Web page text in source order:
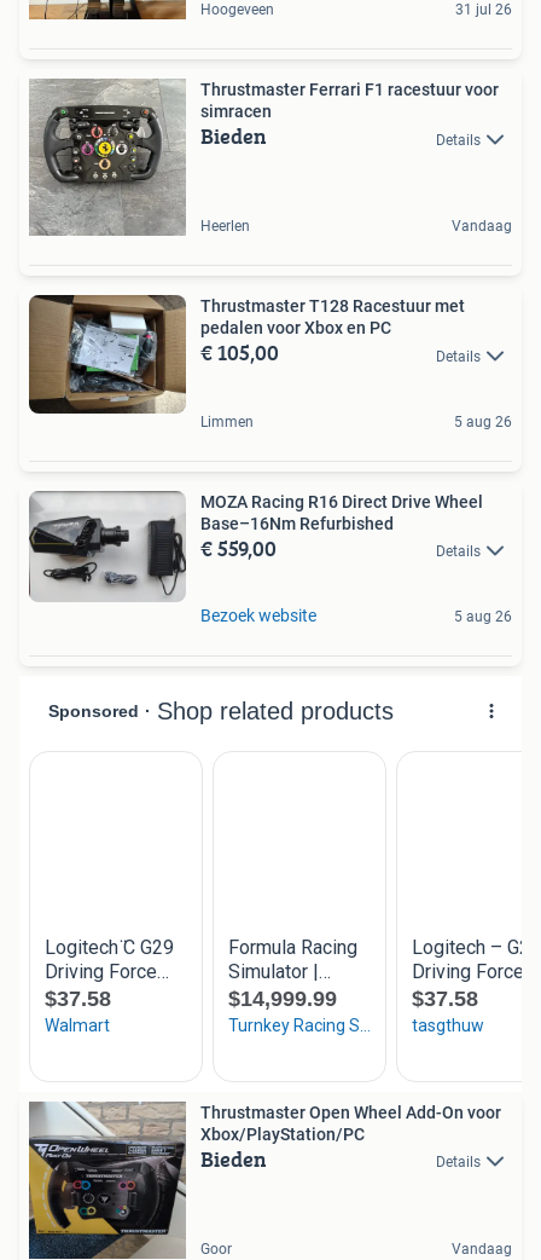
Hoogeveen 31 jul 26
Thrustmaster Ferrari F1 racestuur voor
simracen
Bieden Details
Heerlen Vandaag
Thrustmaster T128 Racestuur met
pedalen voor Xbox en PC
€ 105,00 Details
Limmen 5 aug 26
MOZA Racing R16 Direct Drive Wheel
Base–16Nm Refurbished
€ 559,00 Details
Bezoek website 5 aug 26
Thrustmaster Open Wheel Add-On voor
Xbox/PlayStation/PC
Bieden Details
Goor Vandaag